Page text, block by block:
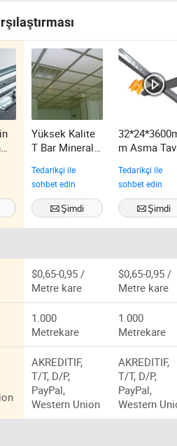
Yüksek Kalite
T Bar Mineral
Karosu için
Tedarikçi ile
sohbet edin
Şimdi
İletişime geçin
m Asma
Tedarikçi ile
sohbet edin
Şimdi
İletişime
$0,65-0,95 /
Metre kare
$0,65-0,95 /
Metre kare
1.000
Metrekare
1.000
Metrekare
AKREDITIF,
T/T, D/P,
PayPal,
Western Union
AKREDITIF,
T/T, D/P,
PayPal,
Western